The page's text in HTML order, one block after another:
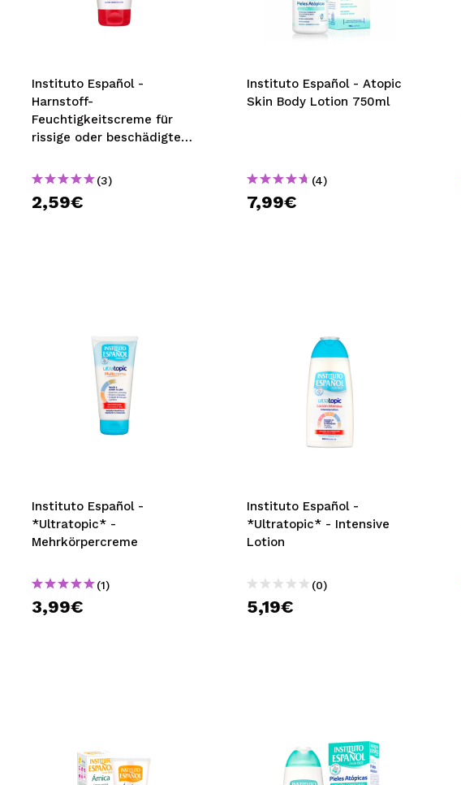
MAQUIFARMA
TRAVEL SIZE
NATURE
SPECIALS
OUTLET
Instituto Español -
Harnstoff-
Feuchtigkeitscreme für
rissige oder beschädigte
(3)
2,59€
Instituto Español - Atopic
Skin Body Lotion 750ml
(4)
7,99€
Instituto Español -
*Ultratopic* -
Mehrkörpercreme
(1)
3,99€
Instituto Español -
*Ultratopic* - Intensive
Lotion
(0)
5,19€